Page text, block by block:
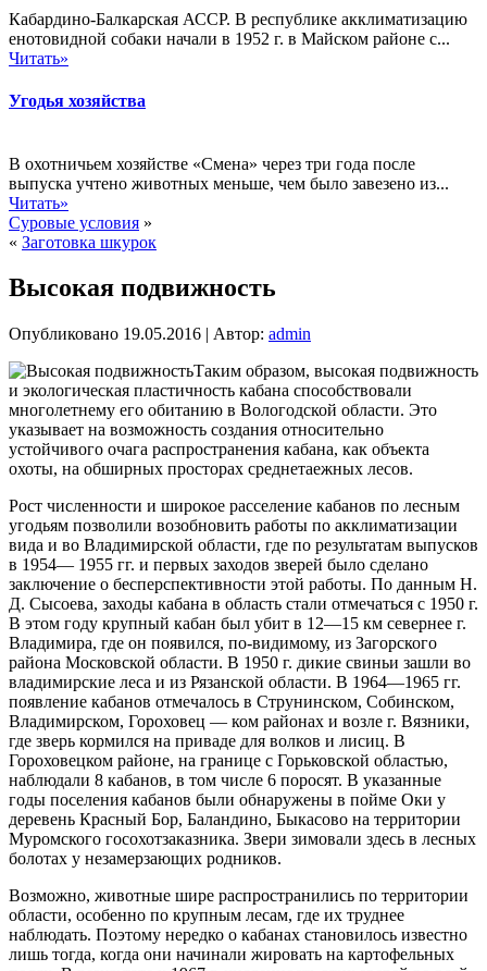
Кабардино-Балкарская АССР. В республике акклиматизацию
енотовидной собаки начали в 1952 г. в Майском районе с...
Читать»
Угодья хозяйства
В охотничьем хозяйстве «Смена» через три года после
выпуска учтено животных меньше, чем было завезено из...
Читать»
Суровые условия »
« Заготовка шкурок
Высокая подвижность
Опубликовано 19.05.2016 | Автор: admin
Таким образом, высокая подвижность
и экологическая пластичность кабана способствовали
многолетнему его обитанию в Вологодской области. Это
указывает на возможность создания относительно
устойчивого очага распространения кабана, как объекта
охоты, на обширных просторах среднетаежных лесов.
Рост численности и широкое расселение кабанов по лесным
угодьям позволили возобновить работы по акклиматизации
вида и во Владимирской области, где по результатам выпусков
в 1954— 1955 гг. и первых заходов зверей было сделано
заключение о бесперспективности этой работы. По данным Н.
Д. Сысоева, заходы кабана в область стали отмечаться с 1950 г.
В этом году крупный кабан был убит в 12—15 км севернее г.
Владимира, где он появился, по-видимому, из Загорского
района Московской области. В 1950 г. дикие свиньи зашли во
владимирские леса и из Рязанской области. В 1964—1965 гг.
появление кабанов отмечалось в Струнинском, Собинском,
Владимирском, Гороховец — ком районах и возле г. Вязники,
где зверь кормился на приваде для волков и лисиц. В
Гороховецком районе, на границе с Горьковской областью,
наблюдали 8 кабанов, в том числе 6 поросят. В указанные
годы поселения кабанов были обнаружены в пойме Оки у
деревень Красный Бор, Баландино, Быкасово на территории
Муромского госохотзаказника. Звери зимовали здесь в лесных
болотах у незамерзающих родников.
Возможно, животные шире распространились по территории
области, особенно по крупным лесам, где их труднее
наблюдать. Поэтому нередко о кабанах становилось известно
лишь тогда, когда они начинали жировать на картофельных